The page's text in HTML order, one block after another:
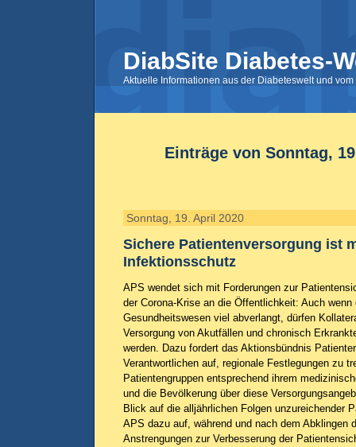
DiabSite Diabetes-
Aktuelle Informationen aus der Diabeteswelt und
Einträge von Sonntag,
Sonntag, 19. April 2020
Sichere Patientenversorgung ist
Infektionsschutz
APS wendet sich mit Forderungen zur
der Corona-Krise an die Öffentlichkeit: Auch wenn
Gesundheitswesen viel abverlangt, dürfen
Versorgung von Akutfällen und chronisch
werden. Dazu fordert das Aktionsbündnis
Verantwortlichen auf, regionale Festlegungen zu
Patientengruppen entsprechend ihrem
und die Bevölkerung über diese
Blick auf die alljährlichen Folgen unzureichender
APS dazu auf, während und nach dem Abklingen
Anstrengungen zur Verbesserung der